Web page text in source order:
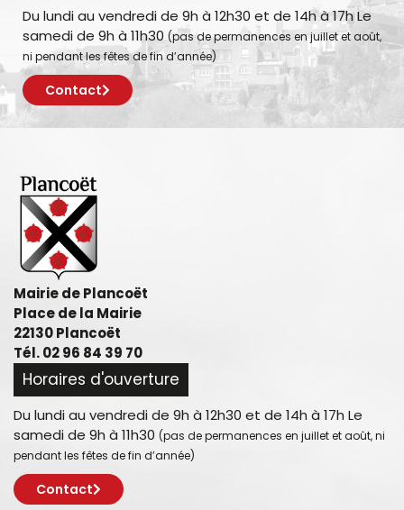
Du lundi au vendredi de 9h à 12h30 et de 14h à 17h Le
samedi de 9h à 11h30 (pas de permanences en juillet et août,
ni pendant les fêtes de fin d’année)
Contact
Mairie de Plancoët
Place de la Mairie
22130 Plancoët
Tél. 02 96 84 39 70
Horaires d'ouverture
Du lundi au vendredi de 9h à 12h30 et de 14h à 17h Le
samedi de 9h à 11h30 (pas de permanences en juillet et août, ni
pendant les fêtes de fin d’année)
Contact